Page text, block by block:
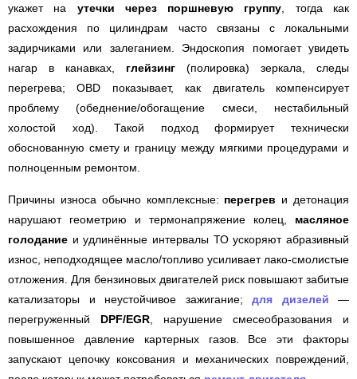
укажет на утечки через поршневую группу, тогда как
расхождения по цилиндрам часто связаны с локальными
задирчиками или залеганием. Эндоскопия помогает увидеть
нагар в канавках, глейзинг (полировка) зеркала, следы
перегрева; OBD показывает, как двигатель компенсирует
проблему (обеднение/обогащение смеси, нестабильный
холостой ход). Такой подход формирует технически
обоснованную смету и границу между мягкими процедурами и
полноценным ремонтом.
Причины износа обычно комплексные: перегрев и детонация
нарушают геометрию и термонапряжение колец, масляное
голодание и удлинённые интервалы ТО ускоряют абразивный
износ, неподходящее масло/топливо усиливает лако-смолистые
отложения. Для бензиновых двигателей риск повышают забитые
катализаторы и неустойчивое зажигание; для дизелей —
перегруженный DPF/EGR , нарушение смесеобразования и
повышенное давление картерных газов. Все эти факторы
запускают цепочку коксования и механических повреждений,